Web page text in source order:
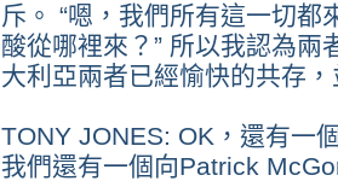
斥。 “嗯，我們所有這一切
酸從哪裡來？” 所以我認為
大利亞兩者已經愉快的共存
TONY JONES: OK，還有一
我們還有一個向Patrick